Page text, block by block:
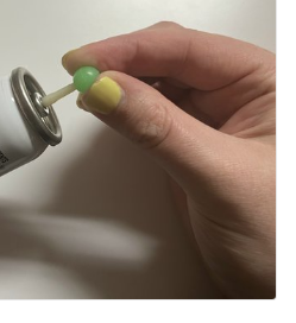
Annulla Pubblica commento